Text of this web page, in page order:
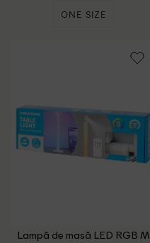
ONE SIZE
Lampă de masă LED RGB M